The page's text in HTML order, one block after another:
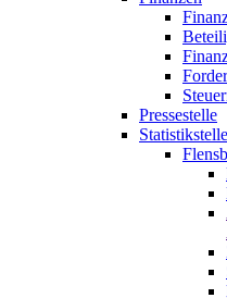
Pressestelle
Statistikstelle